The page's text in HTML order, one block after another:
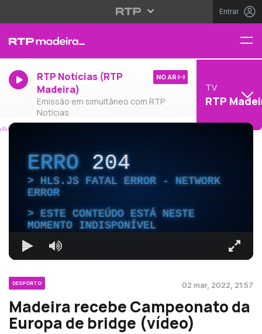
Entrar
RTP Notícias (RTP
Madeira)
Emissão em simultâneo com RTP
Notícias
NO AR
TV
RTP
ERRO204
HLS.JS FATAL ERROR - NETWORK
ERROR
ESTE CONTEÚDO ESTÁ NESTE
MOMENTO INDISPONÍVEL
DESPORTO 02 mar, 2022, 21:57
Madeira recebe Campeonato da
Europa de bridge (vídeo)